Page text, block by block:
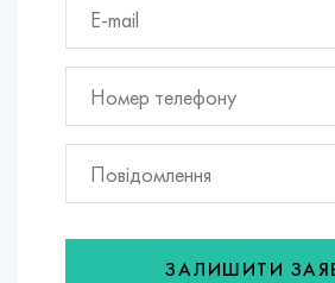
ЗАЛИШИТИ